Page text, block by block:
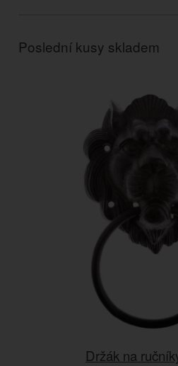
Poslední kusy skladem
Držák na